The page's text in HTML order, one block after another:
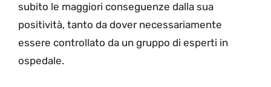
subito le maggiori conseguenze dalla sua
positività, tanto da dover necessariamente
essere controllato da un gruppo di esperti in
ospedale.